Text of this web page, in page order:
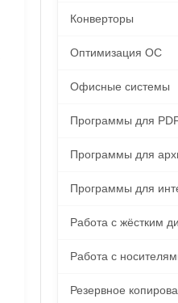
Конверторы
Оптимизация ОС
Офисные системы
Программы для
Программы для
Программы для
Работа с жёстким
Работа с
Резервное